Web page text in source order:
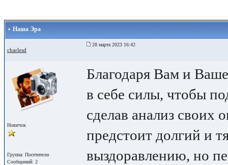
Наша Эра
charlesd
28 марта 2023 16:42
Новичок
Группа: Посетители
Сообщений: 2
Благодаря Вам и
в себе силы, чтобы
сделав анализ
предстоит долгий и
выздоравлению, но